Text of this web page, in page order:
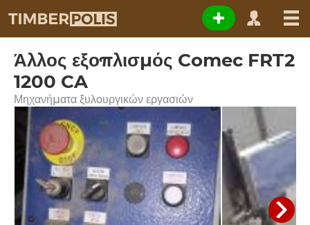
Άλλος εξοπλισμός Comec FRT2
1200 CA
Μηχανήματα ξυλουργικών εργασιών